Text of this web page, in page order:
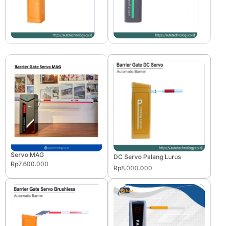
Servo MAG
Rp7.600.000
DC Servo Palang Lurus
Rp8.000.000